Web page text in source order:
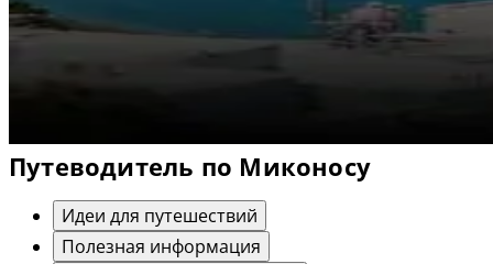
Путеводитель по Миконосу
Идеи для путешествий
Полезная информация